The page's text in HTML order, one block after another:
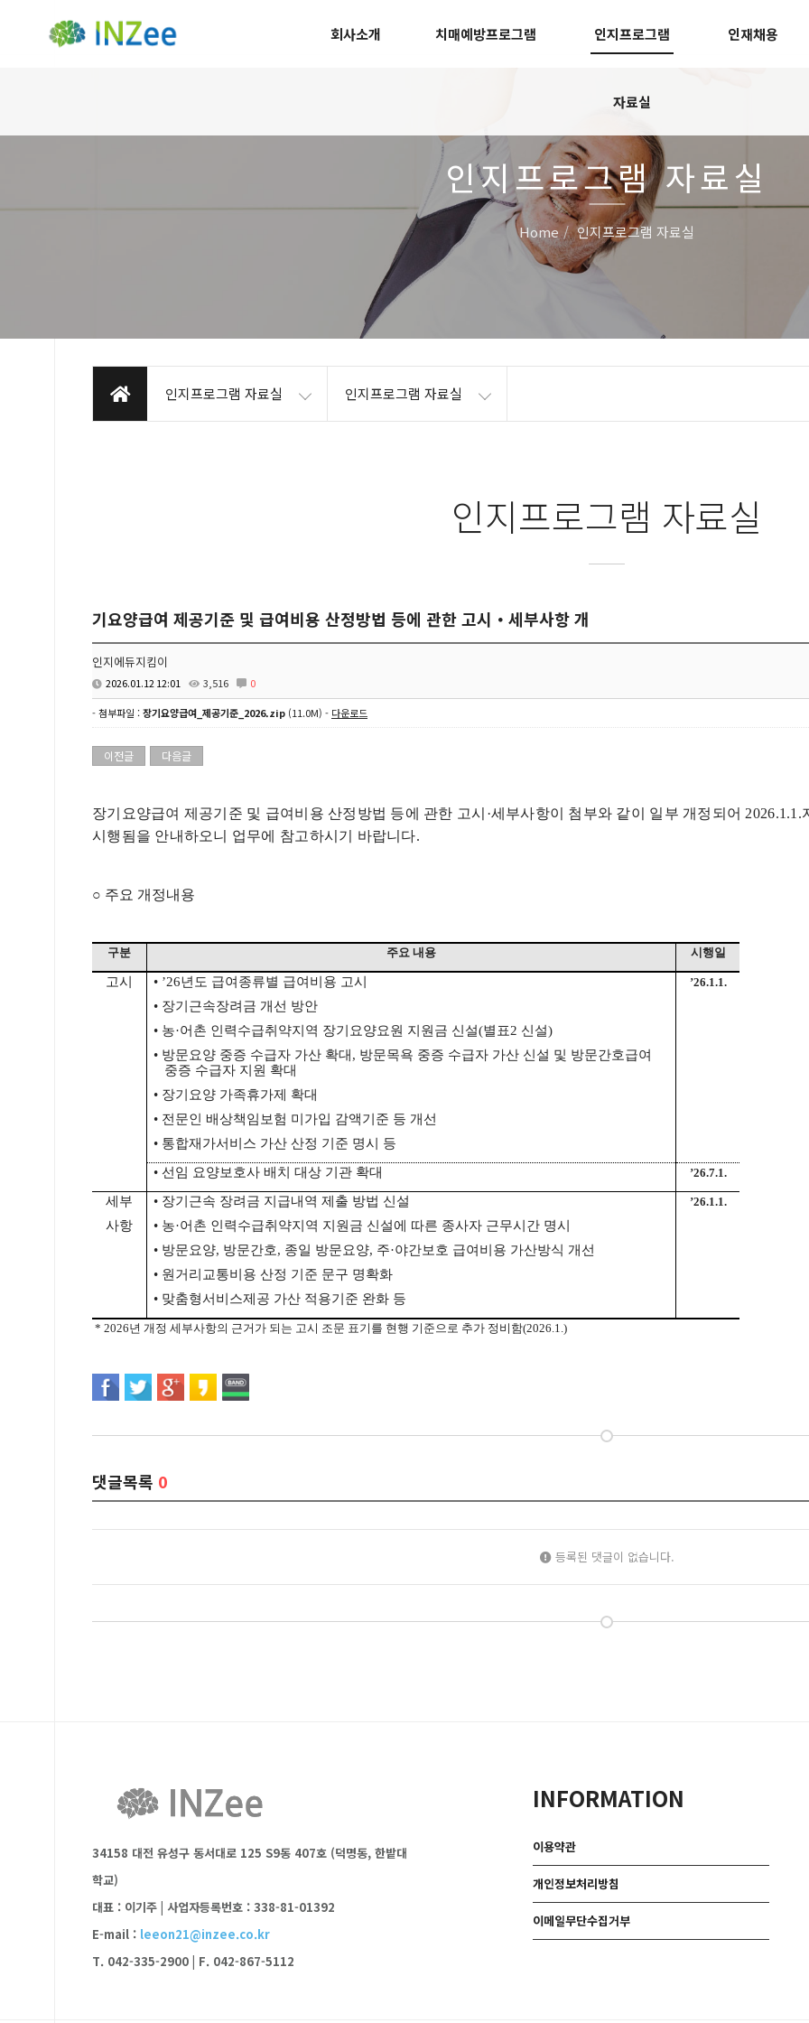
회사소개 치매예방프로그램 인지프로그램
자료실
인재채용
인지프로그램 자료실
Home 인지프로그램 자료실
인지프로그램 자료실 인지프로그램 자료실
인지프로그램 자료실
기요양급여 제공기준 및 급여비용 산정방법 등에 관한 고시・세부사항 개
인지에듀지킴이
2026.01.12 12:01 3,516 0
- 첨부파일 :장기요양급여_제공기준_2026.zip (11.0M) - 다운로드
이전글 다음글
장기요양급여 제공기준 및 급여비용 산정방법 등에 관한 고시 ·세부사항이 첨부와 같이 일부 개정되어 2026.1.1.
시행됨을 안내하오니 업무에 참고하시기 바랍니다.
○ 주요 개정내용
구분 주요 내용 시행일
고시 • ’26년도 급여종류별 급여비용 고시
• 장기근속장려금 개선 방안
• 농·어촌 인력수급취약지역 장기요양요원 지원금 신설(별표2 신설)
• 방문요양 중증 수급자 가산 확대 , 방문목욕 중증 수급자 가산 신설 및 방문간호급여
중증 수급자 지원 확대
• 장기요양 가족휴가제 확대
• 전문인 배상책임보험 미가입 감액기준 등 개선
• 통합재가서비스 가산 산정 기준 명시 등
’26.1.1.
• 선임 요양보호사 배치 대상 기관 확대 ’26.7.1.
세부
사항
• 장기근속 장려금 지급내역 제출 방법 신설
• 농·어촌 인력수급취약지역 지원금 신설에 따른 종사자 근무시간 명시
• 방문요양, 방문간호, 종일 방문요양, 주·야간보호 급여비용 가산방식 개선
• 원거리교통비용 산정 기준 문구 명확화
• 맞춤형서비스제공 가산 적용기준 완화 등
’26.1.1.
* 2026년 개정 세부사항의 근거가 되는 고시 조문 표기를 현행 기준으로 추가 정비함(2026.1.)
댓글목록 0
등록된 댓글이 없습니다.
34158 대전 유성구 동서대로 125 S9동 407호 (덕명동, 한밭대
학교)
대표 : 이기주 | 사업자등록번호 : 338-81-01392
E-mail : leeon21@inzee.co.kr
T. 042-335-2900 | F. 042-867-5112
INFORMATION
이용약관
개인정보처리방침
이메일무단수집거부